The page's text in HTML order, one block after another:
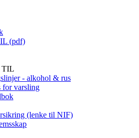
(pdf)
TIL
- alkohol & rus
for varsling
(lenke til NIF)